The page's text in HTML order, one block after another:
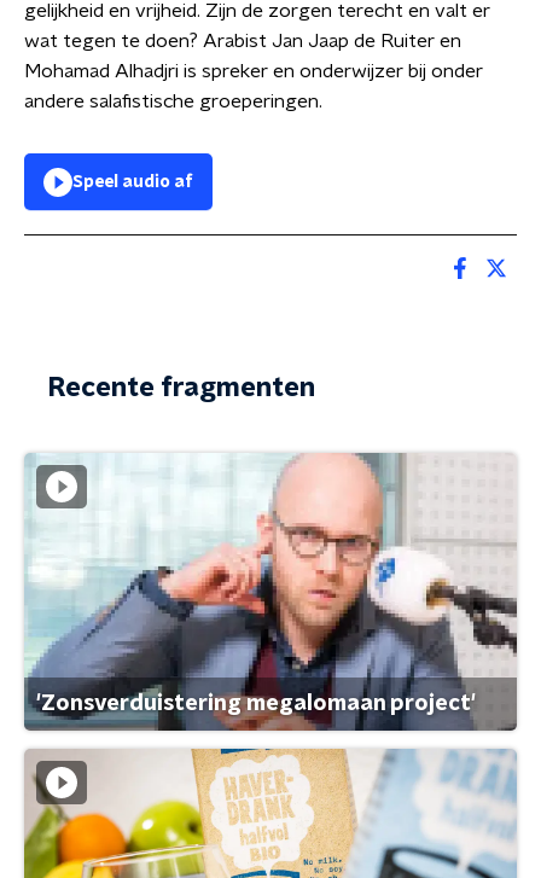
gelijkheid en vrijheid. Zijn de zorgen terecht en valt er
wat tegen te doen? Arabist Jan Jaap de Ruiter en
Mohamad Alhadjri is spreker en onderwijzer bij onder
andere salafistische groeperingen.
Speel audio af
Recente fragmenten
'Zonsverduistering megalomaan project'